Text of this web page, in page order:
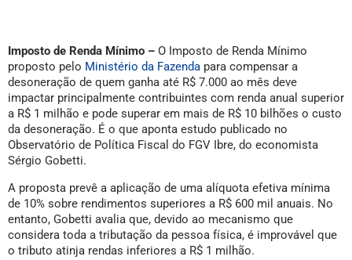
Imposto de Renda Mínimo – O Imposto de Renda Mínimo
proposto pelo Ministério da Fazenda para compensar a
desoneração de quem ganha até R$ 7.000 ao mês deve
impactar principalmente contribuintes com renda anual superior
a R$ 1 milhão e pode superar em mais de R$ 10 bilhões o custo
da desoneração. É o que aponta estudo publicado no
Observatório de Política Fiscal do FGV Ibre, do economista
Sérgio Gobetti.
A proposta prevê a aplicação de uma alíquota efetiva mínima
de 10% sobre rendimentos superiores a R$ 600 mil anuais. No
entanto, Gobetti avalia que, devido ao mecanismo que
considera toda a tributação da pessoa física, é improvável que
o tributo atinja rendas inferiores a R$ 1 milhão.